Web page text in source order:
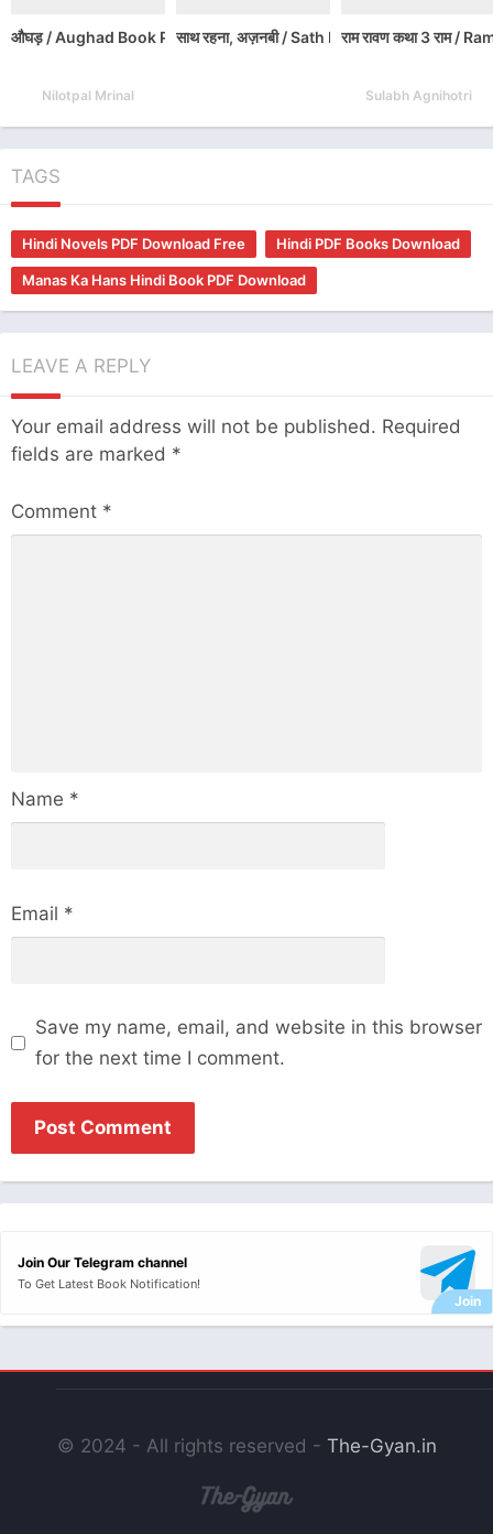
औघड़ / Aughad Book PDF Download
Nilotpal Mrinal
साथ रहना, अज़नबी / Sath Rehana, Ajnabi /
राम रावण कथा 3 राम /
Sulabh Agnihotri
TAGS
Hindi Novels PDF Download Free Hindi PDF Books Download
Manas Ka Hans Hindi Book PDF Download
LEAVE A REPLY
Your email address will not be published. Required
fields are marked *
Comment *
Name *
Email *
Save my name, email, and website in this browser
for the next time I comment.
Join Our Telegram channel
To Get Latest Book Notification!
© 2024 - All rights reserved - The-Gyan.in